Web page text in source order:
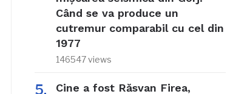
Când se va produce un
cutremur comparabil cu cel din
1977
146547 views
Cine a fost Răsvan Firea,